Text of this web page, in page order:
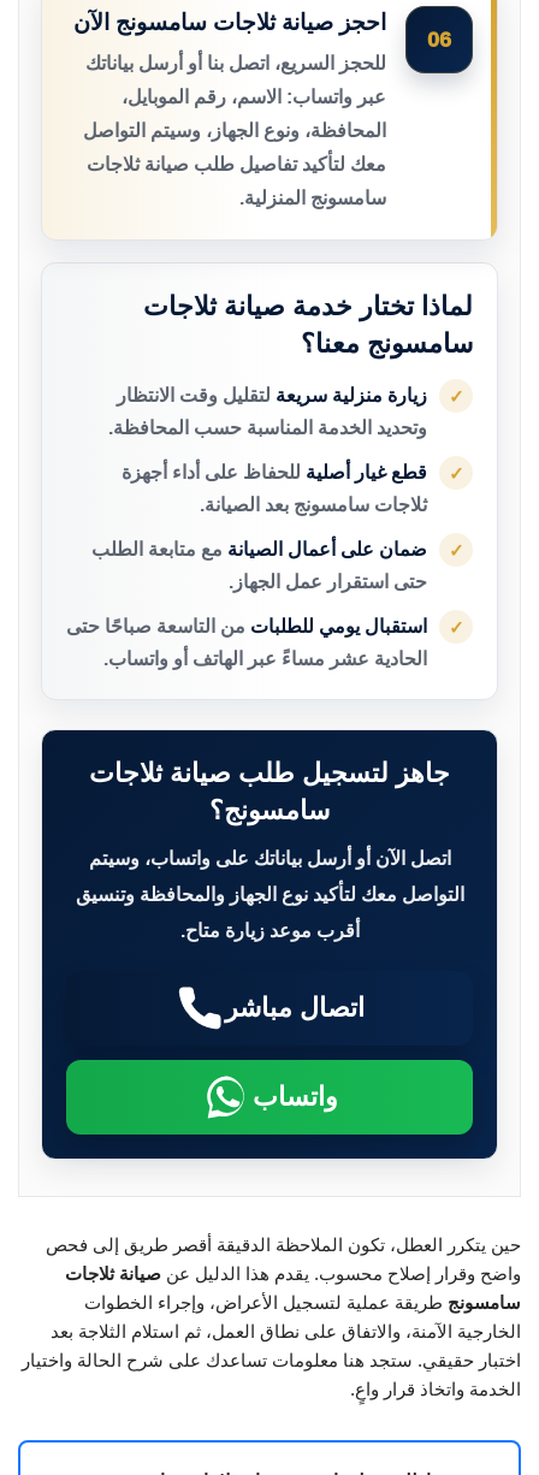
06
احجز صيانة ثلاجات سامسونج الآن
للحجز السريع، اتصل بنا أو أرسل بياناتك
عبر واتساب: الاسم، رقم الموبايل،
المحافظة، ونوع الجهاز، وسيتم التواصل
معك لتأكيد تفاصيل طلب صيانة ثلاجات
سامسونج المنزلية.
لماذا تختار خدمة صيانة ثلاجات
سامسونج معنا؟
✓ زيارة منزلية سريعة لتقليل وقت الانتظار
وتحديد الخدمة المناسبة حسب المحافظة.
✓ قطع غيار أصلية للحفاظ على أداء أجهزة
ثلاجات سامسونج بعد الصيانة.
✓ ضمان على أعمال الصيانة مع متابعة الطلب
حتى استقرار عمل الجهاز.
✓ استقبال يومي للطلبات من التاسعة صباحًا حتى
الحادية عشر مساءً عبر الهاتف أو واتساب.
جاهز لتسجيل طلب صيانة ثلاجات
سامسونج؟
اتصل الآن أو أرسل بياناتك على واتساب، وسيتم
التواصل معك لتأكيد نوع الجهاز والمحافظة وتنسيق
أقرب موعد زيارة متاح.
اتصال مباشر
واتساب
حين يتكرر العطل، تكون الملاحظة الدقيقة أقصر طريق إلى فحص
واضح وقرار إصلاح محسوب. يقدم هذا الدليل عن صيانة ثلاجات
سامسونج طريقة عملية لتسجيل الأعراض، وإجراء الخطوات
الخارجية الآمنة، والاتفاق على نطاق العمل، ثم استلام الثلاجة بعد
اختبار حقيقي. ستجد هنا معلومات تساعدك على شرح الحالة واختيار
الخدمة واتخاذ قرار واعٍ.